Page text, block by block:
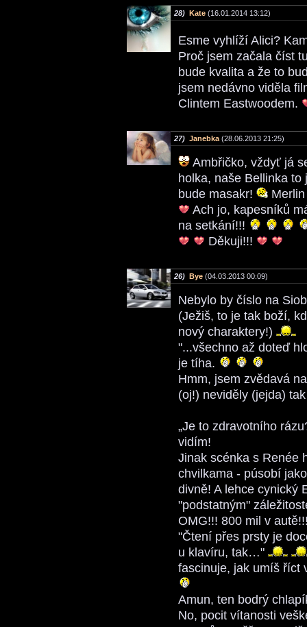
28) Kate (16.01.2014 13:12)
Esme vyhlíží Alici?
Proč jsem začala číst
bude kvalita a že to
jsem nedávno viděla
Clintem Eastwoodem.
27) Janebka (28.06.2013 21:25)
Ambřičko, vždyť já
holka, naše Bellinka
bude masakr!
Ach jo, kapesníků
na setkání!!!
Děkuji!!!
26) Bye (04.03.2013 00:09)
Nebylo by číslo na
(Ježiš, to je tak boží,
nový charaktery!)
"...všechno až doteď
je tíha.
Hmm, jsem zvědavá
(oj!) neviděly (jejda)
„Je to zdravotního
vidím!
Jinak scénka s Renée
chvilkama - púsobí
divně! A lehce cynický
"podstatným"
OMG!!! 800 mil v
"Čtení přes prsty je
u klavíru, tak…"
fascinuje, jak umíš říct
Amun, ten bodrý
No, pocit vítanosti